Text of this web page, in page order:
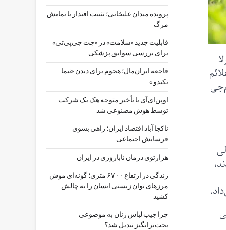
پرونده میدان علیخانی؛ تثبیت اقتدار با نمایش
مرگ
قابلیت جدید «سلامت» در «چت ‌جی‌پی‌تی»
برای بررسی سوابق پزشکی
فاجعه ایران‌مال؛ هجوم برای دیدن «نیما
تکیدو »
اوپن‌ای‌آی با تأخیر متوجه هک یک شرکت
توسط هوش مصنوعی شد
ناکجا آباد اقتصاد ایران؛ راهی بسوی
فرسایش اجتماعی
هزارتوی درمان ناباروری در ایران
زندگی در ارتفاع ۶۷۰۰ متری؛ گونه‌ای موش
مرزهای توان زیستی انسان را به چالش
کشید
چرا جیب‌ لباس زنان به موضوعی
بحث‌برانگیز تبدیل شد؟